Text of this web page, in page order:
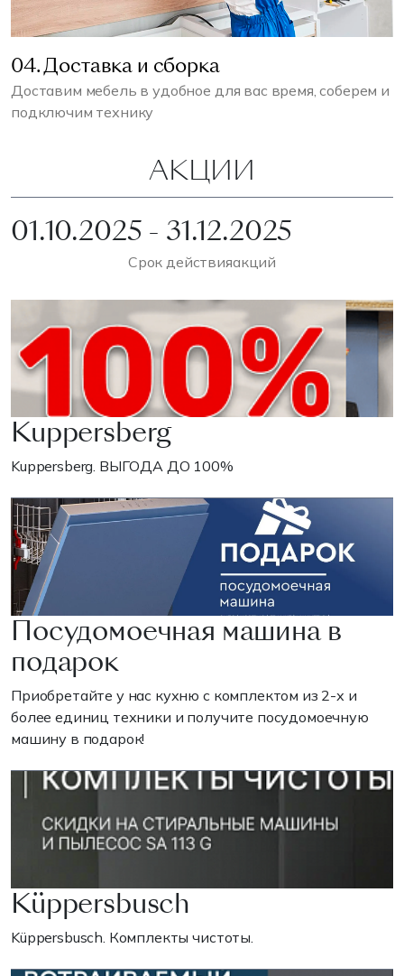
04. Доставка и сборка
Доставим мебель в удобное для вас время, соберем и
подключим технику
АКЦИИ
01.10.2025 - 31.12.2025
Срок действияакций
Kuppersberg
Kuppersberg. ВЫГОДА ДО 100%
Посудомоечная машина в
подарок
Приобретайте у нас кухню с комплектом из 2-х и
более единиц техники и получите посудомоечную
машину в подарок!
Küppersbusch
Küppersbusch. Комплекты чистоты.